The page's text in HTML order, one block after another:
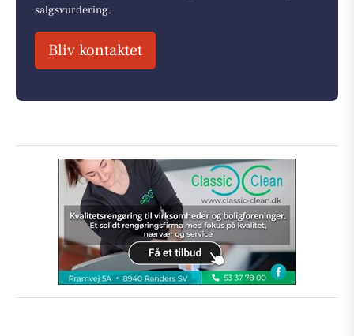
salgsvurdering.
Bliv kontaktet